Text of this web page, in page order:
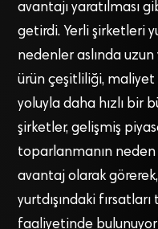
avantajı yaratılması
getirdi. Yerli şirketleri
nedenler aslında uzun
ürün çeşitliliği, maliyet
yoluyla daha hızlı bir
şirketler, gelişmiş
toparlanmanın neden
avantaj olarak
yurtdışındaki
faaliyetinde